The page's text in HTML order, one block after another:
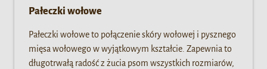
Pałeczki wołowe
Pałeczki wołowe to połączenie skóry wołowej i pysznego
mięsa wołowego w wyjątkowym kształcie. Zapewnia to
długotrwałą radość z żucia psom wszystkich rozmiarów,